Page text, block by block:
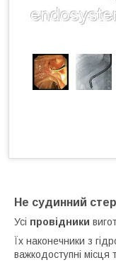
Не судинний
Усі провідники
Їх наконечники з
важкодоступні місця